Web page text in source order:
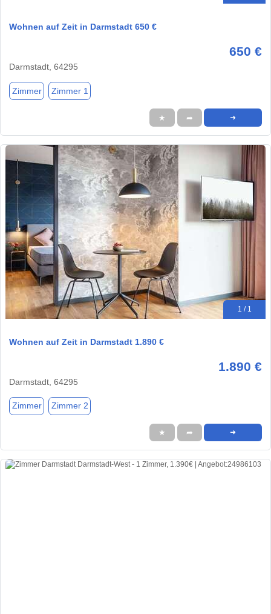
Wohnen auf Zeit in Darmstadt 650 €
650 €
Darmstadt, 64295
Zimmer Zimmer 1
★ ➦ ➜
1 / 1
Wohnen auf Zeit in Darmstadt 1.890 €
1.890 €
Darmstadt, 64295
Zimmer Zimmer 2
★ ➦ ➜